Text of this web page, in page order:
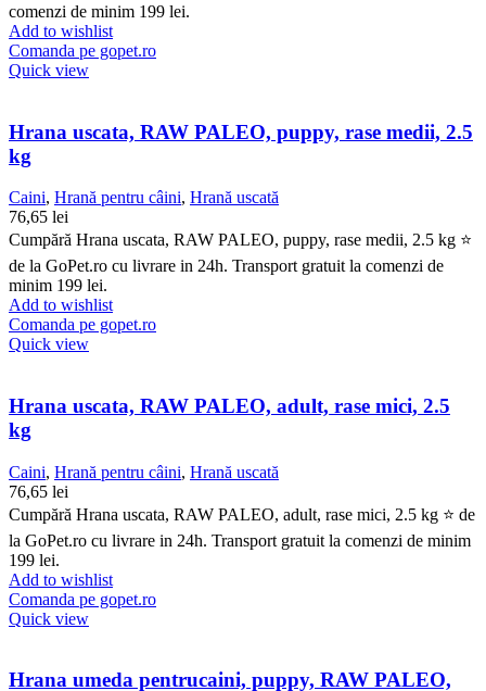
comenzi de minim 199 lei.
Add to wishlist
Comanda pe gopet.ro
Quick view
Hrana uscata, RAW PALEO, puppy, rase medii, 2.5
kg
Caini, Hrană pentru câini, Hrană uscată
76,65 lei
Cumpără Hrana uscata, RAW PALEO, puppy, rase medii, 2.5 kg ⭐
de la GoPet.ro cu livrare in 24h. Transport gratuit la comenzi de
minim 199 lei.
Add to wishlist
Comanda pe gopet.ro
Quick view
Hrana uscata, RAW PALEO, adult, rase mici, 2.5
kg
Caini, Hrană pentru câini, Hrană uscată
76,65 lei
Cumpără Hrana uscata, RAW PALEO, adult, rase mici, 2.5 kg ⭐ de
la GoPet.ro cu livrare in 24h. Transport gratuit la comenzi de minim
199 lei.
Add to wishlist
Comanda pe gopet.ro
Quick view
Hrana umeda pentrucaini, puppy, RAW PALEO,